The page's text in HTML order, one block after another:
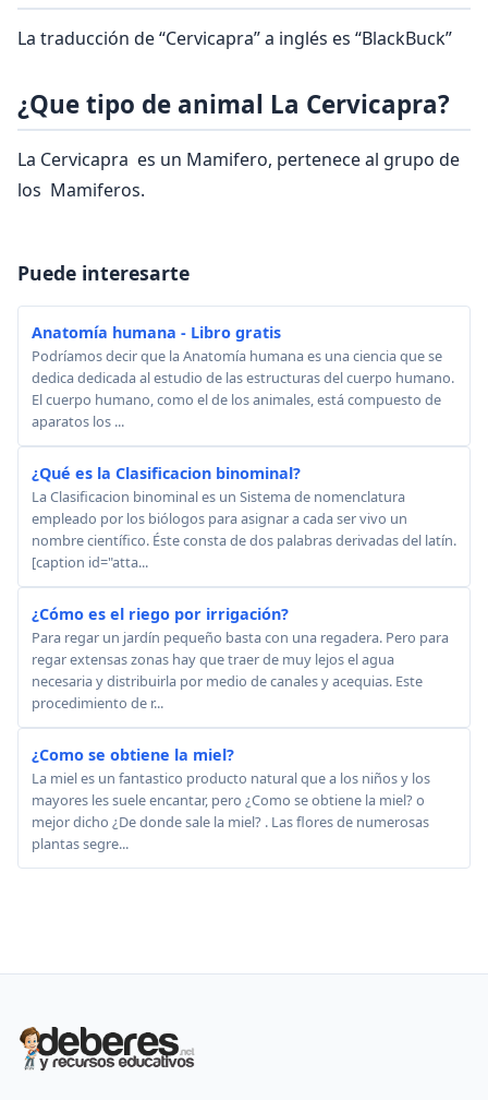
La traducción de “Cervicapra” a inglés es “BlackBuck”
¿Que tipo de animal La Cervicapra?
La Cervicapra es un Mamifero, pertenece al grupo de
los Mamiferos.
Puede interesarte
Anatomía humana - Libro gratis
Podríamos decir que la Anatomía humana es una ciencia que se
dedica dedicada al estudio de las estructuras del cuerpo humano.
El cuerpo humano, como el de los animales, está compuesto de
aparatos los ...
¿Qué es la Clasificacion binominal?
La Clasificacion binominal es un Sistema de nomenclatura
empleado por los biólogos para asignar a cada ser vivo un
nombre científico. Éste consta de dos palabras derivadas del latín.
[caption id="atta...
¿Cómo es el riego por irrigación?
Para regar un jardín pequeño basta con una regadera. Pero para
regar extensas zonas hay que traer de muy lejos el agua
necesaria y distribuirla por medio de canales y acequias. Este
procedimiento de r...
¿Como se obtiene la miel?
La miel es un fantastico producto natural que a los niños y los
mayores les suele encantar, pero ¿Como se obtiene la miel? o
mejor dicho ¿De donde sale la miel? . Las flores de numerosas
plantas segre...